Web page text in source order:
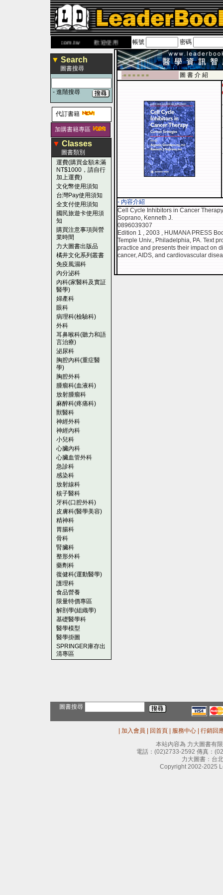
www.leaderbook.com.tw歡迎使用 國民旅遊卡！！
帳號 密碼
▼ Search
圖書搜尋
- 進階搜尋
代訂書籍
加購書籍專區
▼ Classes
圖書類別
運費(購買金額未滿
NT$1000，請自行
加上運費)
文化幣使用須知
台灣Pay使用須知
全支付使用須知
國民旅遊卡使用須
知
購買注意事項與營
業時間
力大圖書出版品
橘井文化系列叢書
免疫風濕科
內分泌科
內科(家醫科及實証
醫學)
婦產科
眼科
病理科(檢驗科)
外科
耳鼻喉科(聽力和語
言治療)
泌尿科
胸腔內科(重症醫
學)
胸腔外科
腫瘤科(血液科)
放射腫瘤科
麻醉科(疼痛科)
獸醫科
神經外科
神經內科
小兒科
心臟內科
心臟血管外科
急診科
感染科
放射線科
核子醫科
牙科(口腔外科)
皮膚科(醫學美容)
精神科
胃腸科
骨科
腎臟科
整形外科
藥劑科
復健科(運動醫學)
護理科
食品營養
限量特價專區
解剖學(組織學)
基礎醫學科
醫學模型
醫學掛圖
SPRINGER庫存出
清專區
-■ ■ ■ ■ ■ ■
圖 書 介 紹
- 內容介紹
Cell Cycle Inhibitors in Cancer
Soprano, Kenneth J.
0896039307
Edition 1 , 2003 , HUMANA PRESS
Temple Univ., Philadelphia, PA. Text
practice and presents their impact on
cancer, AIDS, and cardiovascular
圖書搜尋
加入會員 回首頁 服務中心
行銷回
本站內容為 力大圖書有
電話： (02)2733-2592 傳真：
力大圖書：台
Copyright 2002-2025